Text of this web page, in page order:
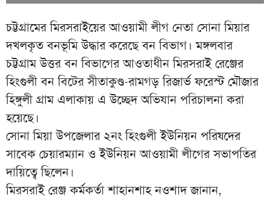
চট্টগ্রামের মিরসরাইয়ের আওয়ামী লীগ নেতা সোনা মিয়ার
দখলকৃত বনভূমি উদ্ধার করেছে বন বিভাগ। মঙ্গলবার
চট্টগ্রাম উত্তর বন বিভাগের আওতাধীন মিরসরাই রেঞ্জের
হিংগুলী বন বিটের সীতাকুণ্ড-রামগড় রিজার্ভ ফরেস্ট মৌজার
হিঙ্গুলী গ্রাম এলাকায় এ উচ্ছেদ অভিযান পরিচালনা করা
হয়েছে।
সোনা মিয়া উপজেলার ২নং হিংগুলী ইউনিয়ন পরিষদের
সাবেক চেয়ারম্যান ও ইউনিয়ন আওয়ামী লীগের সভাপতির
দায়িত্বে ছিলেন।
মিরসরাই রেঞ্জ কর্মকর্তা শাহানশাহ নওশাদ জানান,